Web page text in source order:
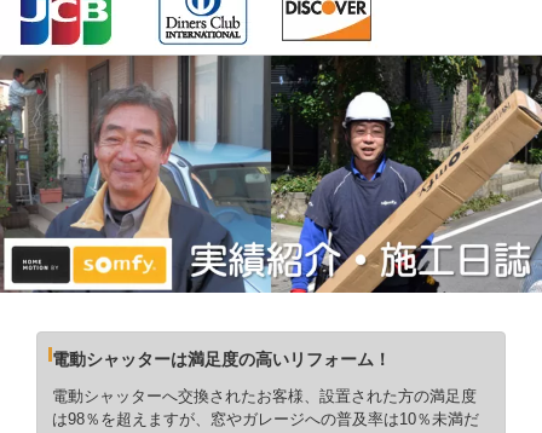
電動シャッターは満足度の高いリフォーム！
電動シャッターへ交換されたお客様、設置された方の満足度
は98％を超えますが、窓やガレージへの普及率は10％未満だ